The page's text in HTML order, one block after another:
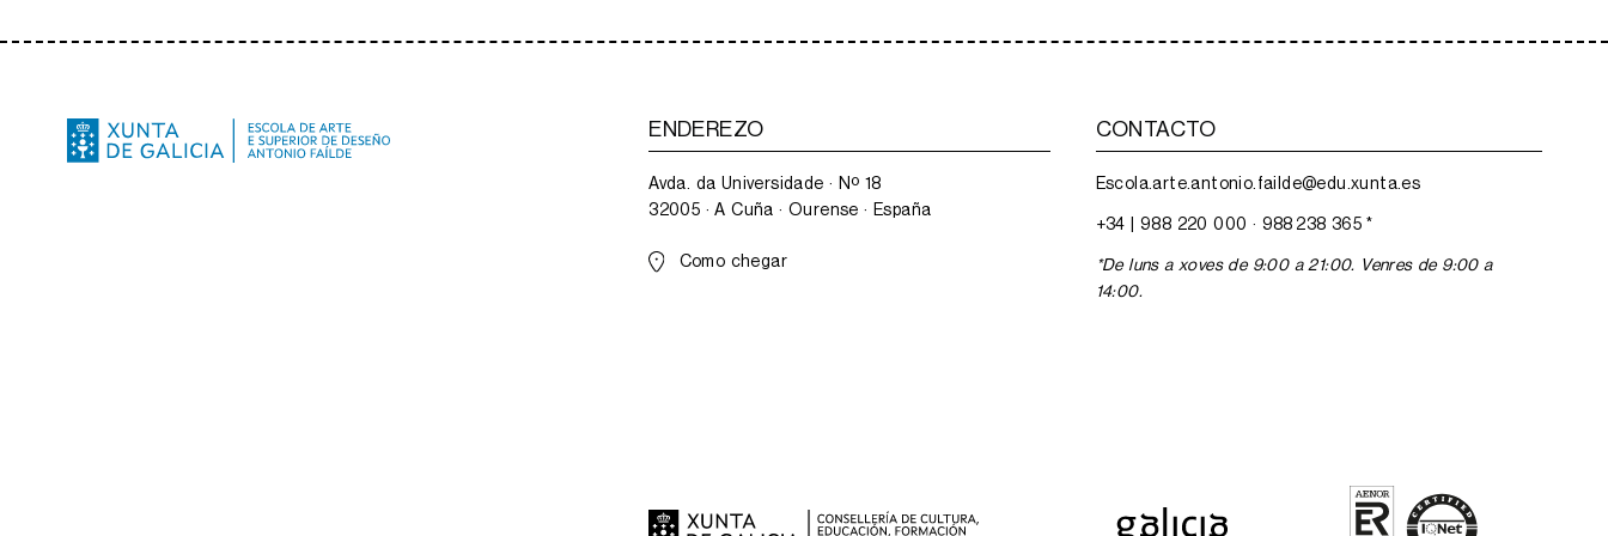
ENDEREZO
Avda. da Universidade · Nº 18
32005 · A Cuña · Ourense · España
Como chegar
CONTACTO
Escola.arte.antonio.failde@edu.xunta.es
+34 | 988 220 000 · 988 238 365 *
*De luns a xoves de 9:00 a 21:00. Venres de 9:00 a
14:00.